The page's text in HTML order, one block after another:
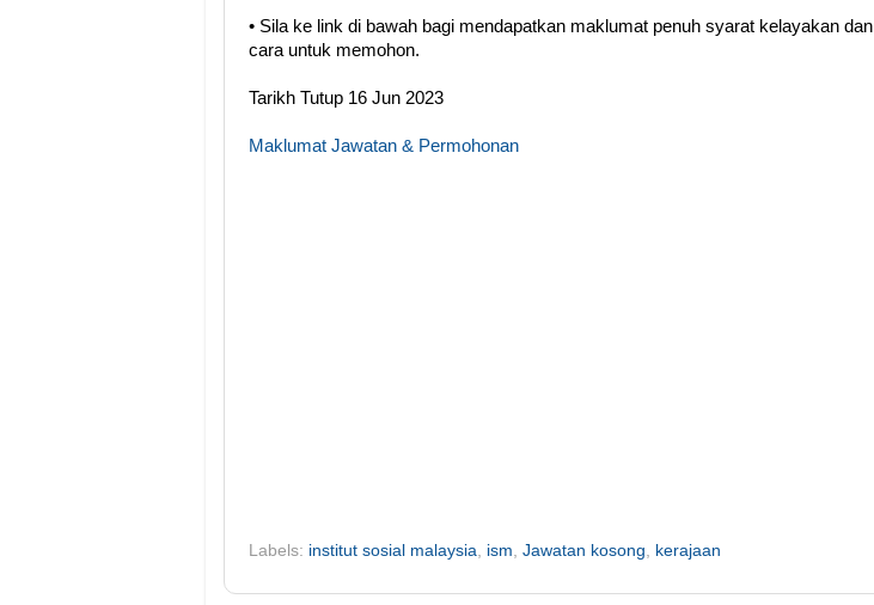
• Sila ke link di bawah bagi mendapatkan maklumat penuh syarat kelayakan dan
cara untuk memohon.
Tarikh Tutup 16 Jun 2023
Maklumat Jawatan & Permohonan
Labels: institut sosial malaysia ism Jawatan kosong kerajaan